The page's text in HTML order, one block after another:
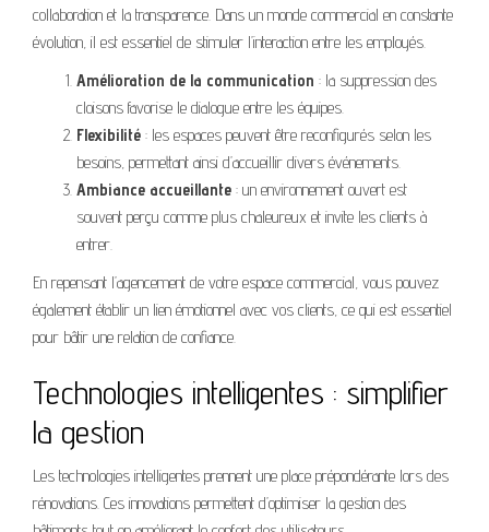
collaboration et la transparence. Dans un monde commercial en constante
évolution, il est essentiel de stimuler l’interaction entre les employés.
Amélioration de la communication : la suppression des
cloisons favorise le dialogue entre les équipes.
Flexibilité : les espaces peuvent être reconfigurés selon les
besoins, permettant ainsi d’accueillir divers événements.
Ambiance accueillante : un environnement ouvert est
souvent perçu comme plus chaleureux et invite les clients à
entrer.
En repensant l’agencement de votre espace commercial, vous pouvez
également établir un lien émotionnel avec vos clients, ce qui est essentiel
pour bâtir une relation de confiance.
Technologies intelligentes : simplifier
la gestion
Les technologies intelligentes prennent une place prépondérante lors des
rénovations. Ces innovations permettent d’optimiser la gestion des